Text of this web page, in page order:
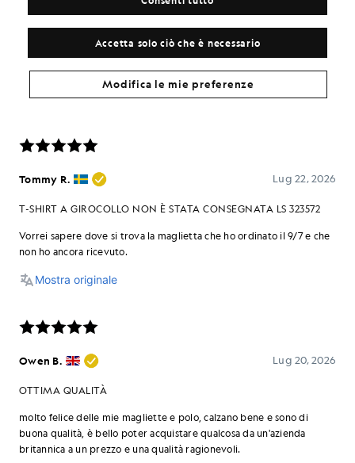
Accetta solo ciò che è necessario
Modifica le mie preferenze